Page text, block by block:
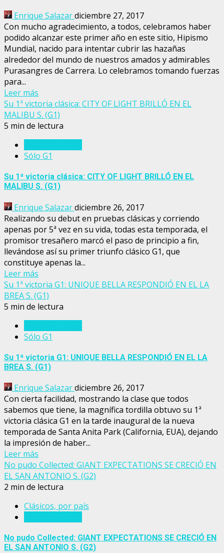
Enrique Salazardiciembre 27, 2017
Con mucho agradecimiento, a todos, celebramos haber
podido alcanzar este primer año en este sitio, Hipismo
Mundial, nacido para intentar cubrir las hazañas
alrededor del mundo de nuestros amados y admirables
Purasangres de Carrera. Lo celebramos tomando fuerzas
para...
Leer más
Su 1ª victoria clásica: CITY OF LIGHT BRILLÓ EN EL
MALIBU S. (G1)
5 min de lectura
Sólo G1
Su 1ª victoria clásica: CITY OF LIGHT BRILLÓ EN EL
MALIBU S. (G1)
Enrique Salazardiciembre 26, 2017
Realizando su debut en pruebas clásicas y corriendo
apenas por 5ª vez en su vida, todas esta temporada, el
promisor tresañero marcó el paso de principio a fin,
llevándose así su primer triunfo clásico G1, que
constituye apenas la...
Leer más
Su 1ª victoria G1: UNIQUE BELLA RESPONDIÓ EN EL LA
BREA S. (G1)
5 min de lectura
Sólo G1
Su 1ª victoria G1: UNIQUE BELLA RESPONDIÓ EN EL LA
BREA S. (G1)
Enrique Salazardiciembre 26, 2017
Con cierta facilidad, mostrando la clase que todos
sabemos que tiene, la magnífica tordilla obtuvo su 1ª
victoria clásica G1 en la tarde inaugural de la nueva
temporada de Santa Anita Park (California, EUA), dejando
la impresión de haber...
Leer más
No pudo Collected: GIANT EXPECTATIONS SE CRECIÓ EN
EL SAN ANTONIO S. (G2)
2 min de lectura
Clásicos, por país
No pudo Collected: GIANT EXPECTATIONS SE CRECIÓ EN
EL SAN ANTONIO S. (G2)